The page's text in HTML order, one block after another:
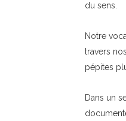
du sens.
Notre
travers
pépites
Dans un